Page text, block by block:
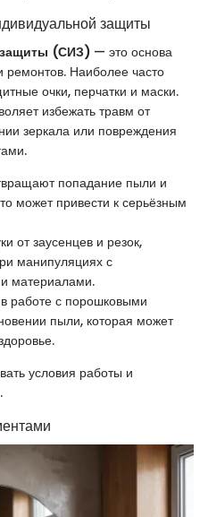
защиты
защиты (СИЗ) — это основа
ремонтов. Наиболее часто
очки, перчатки и маски.
избежать травм от
зеркала или повреждения
попадание пыли и
может привести к серьёзным
от заусенцев и резок,
манипуляциях с
материалами.
работе с порошковыми
пыли, которая может
условия работы и